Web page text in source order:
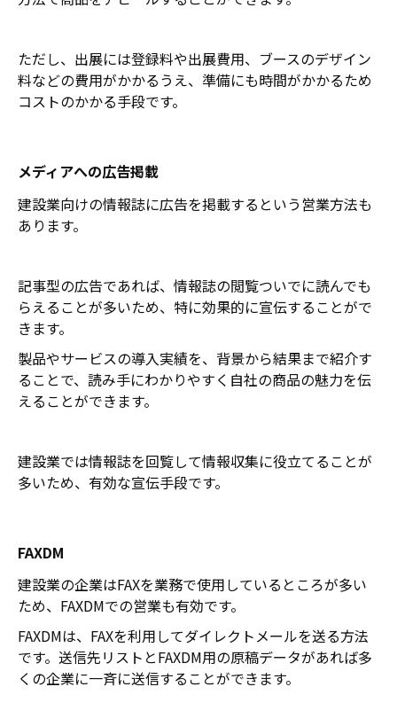
ただし、出展には登録料や出展費用、ブースのデザイン
料などの費用がかかるうえ、準備にも時間がかかるため
コストのかかる手段です。
メディアへの広告掲載
建設業向けの情報誌に広告を掲載するという営業方法も
あります。
記事型の広告であれば、情報誌の閲覧ついでに読んでも
らえることが多いため、特に効果的に宣伝することがで
きます。
製品やサービスの導入実績を、背景から結果まで紹介す
ることで、読み手にわかりやすく自社の商品の魅力を伝
えることができます。
建設業では情報誌を回覧して情報収集に役立てることが
多いため、有効な宣伝手段です。
FAXDM
建設業の企業はFAXを業務で使用しているところが多い
ため、FAXDMでの営業も有効です。
FAXDMは、FAXを利用してダイレクトメールを送る方法
です。送信先リストとFAXDM用の原稿データがあれば多
くの企業に一斉に送信することができます。